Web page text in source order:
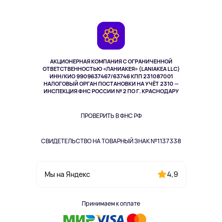
АКЦИОНЕРНАЯ КОМПАНИЯ С ОГРАНИЧЕННОЙ
ОТВЕТСТВЕННОСТЬЮ «ЛАНИАКЕЯ» (LANIAKEA LLC)
ИНН/КИО 9909637467/63746 КПП 231087001
НАЛОГОВЫЙ ОРГАН ПОСТАНОВКИ НА УЧЁТ 2310 —
ИНСПЕКЦИЯ ФНС РОССИИ № 2 ПО Г. КРАСНОДАРУ
ПРОВЕРИТЬ В ФНС РФ
СВИДЕТЕЛЬСТВО НА ТОВАРНЫЙ ЗНАК №1137338
Мы на Яндекс 4,9
Принимаем к оплате
Здоровье питомцев
Одежда и аксессуары